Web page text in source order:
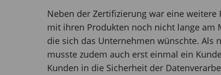
Neben der Zertifizierung war eine
mit ihren Produkten noch nicht lange am
die sich das Unternehmen wünschte. Als
musste zudem auch erst einmal ein
Kunden in die Sicherheit der